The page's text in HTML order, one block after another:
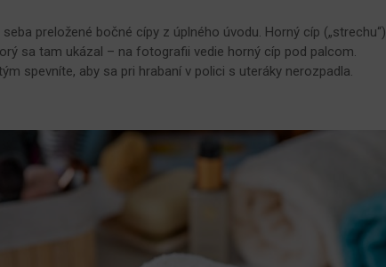
preložené bočné cípy z úplného úvodu. Horný cíp („strechu“)
sa tam ukázal – na fotografii vedie horný cíp pod palcom.
spevníte, aby sa pri hrabaní v polici s uteráky nerozpadla.